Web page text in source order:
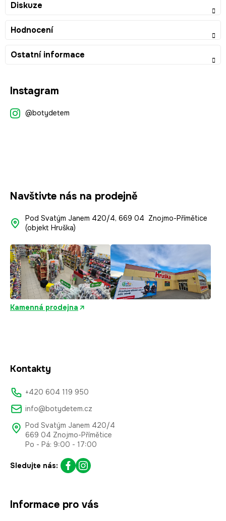
Diskuze
Hodnocení
Ostatní informace
Instagram
@botydetem
Navštivte nás na prodejně
Pod Svatým Janem 420/4, 669 04 Znojmo-Přímětice
(objekt Hruška)
Kamenná prodejna
Kontakty
+420 604 119 950
info@botydetem.cz
Pod Svatým Janem 420/4
669 04 Znojmo-Přímětice
Po - Pá: 9:00 - 17:00
Sledujte nás:
Informace pro vás